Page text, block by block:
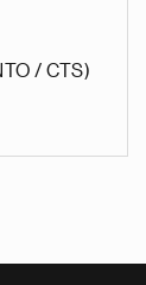
/ CTS)